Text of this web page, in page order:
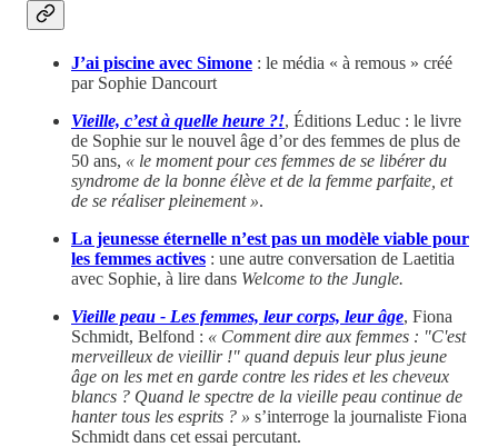
J’ai piscine avec Simone : le média « à remous » créé
par Sophie Dancourt
Vieille, c’est à quelle heure ?!, Éditions Leduc : le livre
de Sophie sur le nouvel âge d’or des femmes de plus de
50 ans, « le moment pour ces femmes de se libérer du
syndrome de la bonne élève et de la femme parfaite, et
de se réaliser pleinement ».
La jeunesse éternelle n’est pas un modèle viable pour
les femmes actives : une autre conversation de Laetitia
avec Sophie, à lire dans Welcome to the Jungle.
Vieille peau - Les femmes, leur corps, leur âge, Fiona
Schmidt, Belfond : « Comment dire aux femmes : "C'est
merveilleux de vieillir !" quand depuis leur plus jeune
âge on les met en garde contre les rides et les cheveux
blancs ? Quand le spectre de la vieille peau continue de
hanter tous les esprits ? » s’interroge la journaliste Fiona
Schmidt dans cet essai percutant.